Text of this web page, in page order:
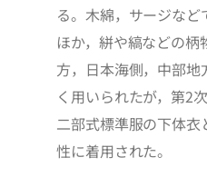
る。木綿，サージな
ほか，絣や縞などの
方，日本海側，中部地
く用いられたが，第2
二部式標準服の下体衣
性に着用された。